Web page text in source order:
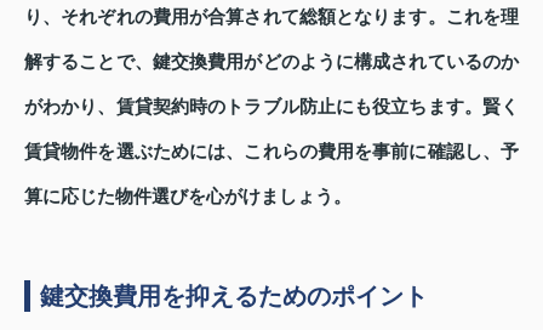
り、それぞれの費用が合算されて総額となります。これを理
解することで、鍵交換費用がどのように構成されているのか
がわかり、賃貸契約時のトラブル防止にも役立ちます。賢く
賃貸物件を選ぶためには、これらの費用を事前に確認し、予
算に応じた物件選びを心がけましょう。
鍵交換費用を抑えるためのポイント